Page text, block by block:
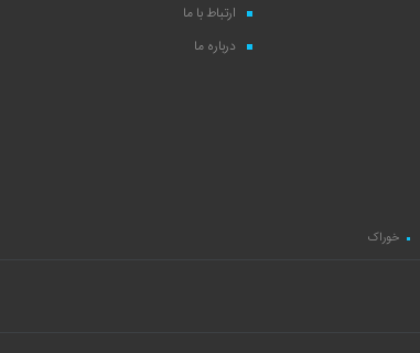
ارتباط با ما
درباره ما
خوراک